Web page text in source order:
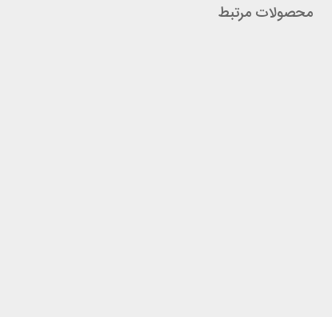
محصولات مرتبط